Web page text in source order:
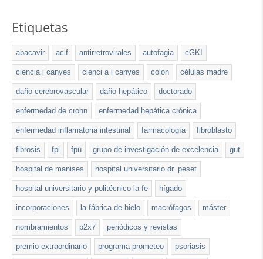
Etiquetas
abacavir acif antirretrovirales autofagia cGKI
ciencia i canyes cienci a i canyes colon células madre
daño cerebrovascular daño hepático doctorado
enfermedad de crohn enfermedad hepática crónica
enfermedad inflamatoria intestinal farmacología fibroblasto
fibrosis fpi fpu grupo de investigación de excelencia gut
hospital de manises hospital universitario dr. peset
hospital universitario y politécnico la fe hígado
incorporaciones la fábrica de hielo macrófagos máster
nombramientos p2x7 periódicos y revistas
premio extraordinario programa prometeo psoriasis